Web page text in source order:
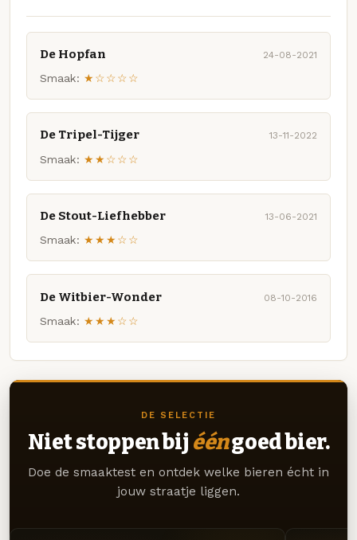
De Hopfan 24-08-2021
Smaak: ★☆☆☆☆
De Tripel-Tijger 13-11-2022
Smaak: ★★☆☆☆
De Stout-Liefhebber 13-06-2021
Smaak: ★★★☆☆
De Witbier-Wonder 08-10-2016
Smaak: ★★★☆☆
DE SELECTIE
Niet stoppen bij ééngoed bier.
Doe de smaaktest en ontdek welke bieren écht in
jouw straatje liggen.